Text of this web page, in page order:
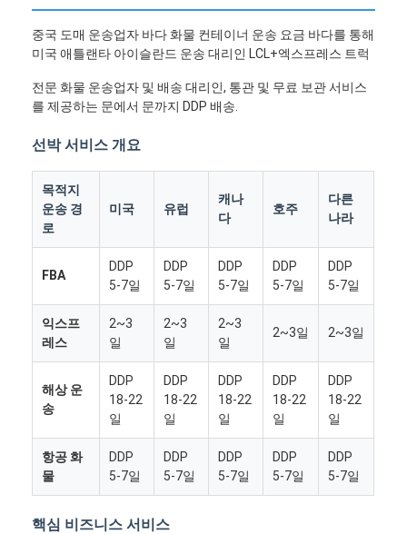
중국 도매 운송업자 바다 화물 컨테이너 운송 요금 바다를 통해
미국 애틀랜타 아이슬란드 운송 대리인 LCL+엑스프레스 트럭
전문 화물 운송업자 및 배송 대리인, 통관 및 무료 보관 서비스
를 제공하는 문에서 문까지 DDP 배송.
선박 서비스 개요
목적지
운송 경
로
미국 유럽
캐나
다
호주
다른
나라
FBA
DDP
5-7일
DDP
5-7일
DDP
5-7일
DDP
5-7일
DDP
5-7일
익스프
레스
2~3
일
2~3
일
2~3
일
2~3일 2~3일
해상 운
송
DDP
18-22
일
DDP
18-22
일
DDP
18-22
일
DDP
18-22
일
DDP
18-22
일
항공 화
물
DDP
5-7일
DDP
5-7일
DDP
5-7일
DDP
5-7일
DDP
5-7일
핵심 비즈니스 서비스